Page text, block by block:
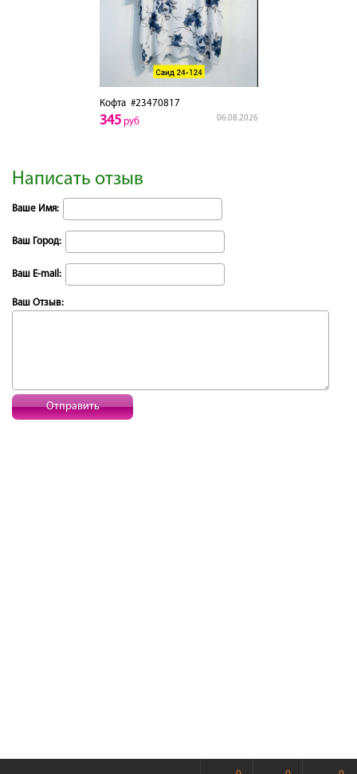
Кофта#23470817
06.08.2026
345руб
Написать отзыв
Ваше Имя:
Ваш Город:
Ваш E-mail:
Ваш Отзыв:
Отправить